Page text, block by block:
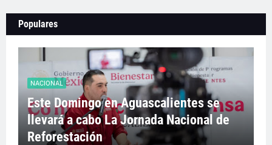
Populares
NACIONAL
Este Domingo en Aguascalientes se
llevará a cabo La Jornada Nacional de
Reforestación